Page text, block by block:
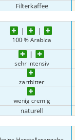
Filterkaffee
100 % Arabica
sehr intensiv
zartbitter
wenig cremig
naturell